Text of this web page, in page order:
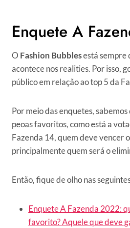
Enquete A
O Fashion Bubblesestá sempre
acontece nos realities. Por isso,
público em relação ao top 5 da
Por meio das enquetes, sabemos
peoas favoritos, como está a
Fazenda 14, quem deve vencer
principalmente quem será o
Então, fique de olho nas
Enquete A Fazenda 2022:
favorito? Aquele que deve